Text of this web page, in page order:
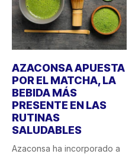
AZACONSA APUESTA
POR EL MATCHA, LA
BEBIDA MÁS
PRESENTE EN LAS
RUTINAS
SALUDABLES
Azaconsa ha incorporado a